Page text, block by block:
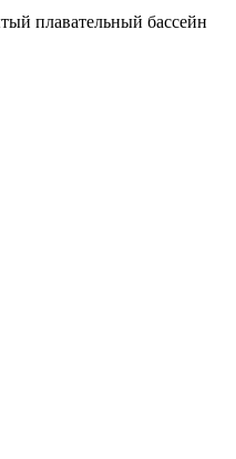
плавательный бассейн